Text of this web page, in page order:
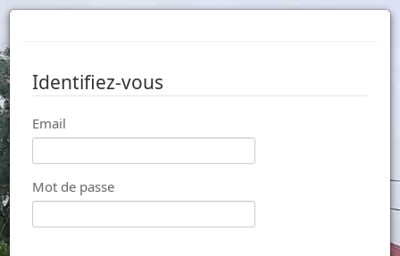
Identifiez-vous
Email
Mot de passe